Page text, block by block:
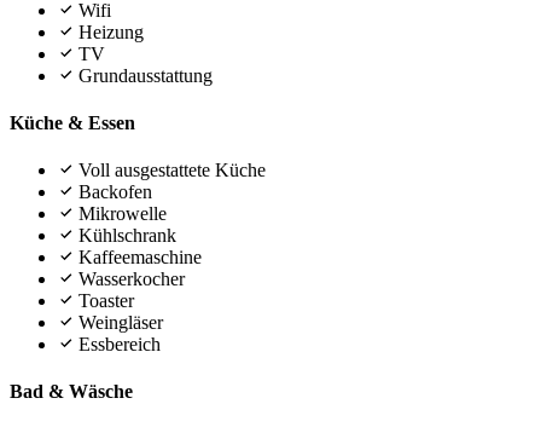
Wifi
Heizung
TV
Grundausstattung
Küche & Essen
Voll ausgestattete Küche
Backofen
Mikrowelle
Kühlschrank
Kaffeemaschine
Wasserkocher
Toaster
Weingläser
Essbereich
Bad & Wäsche